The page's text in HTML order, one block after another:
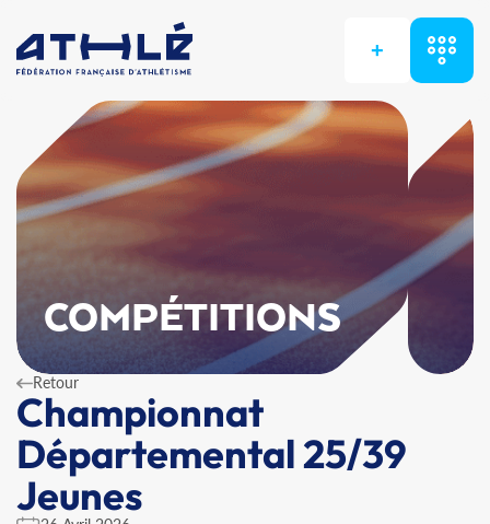
+
COMPÉTITIONS
Retour
Championnat
Départemental 25/39
Jeunes